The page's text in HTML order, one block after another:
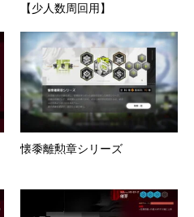
【少人数周回用】
懐黍離勲章シリーズ